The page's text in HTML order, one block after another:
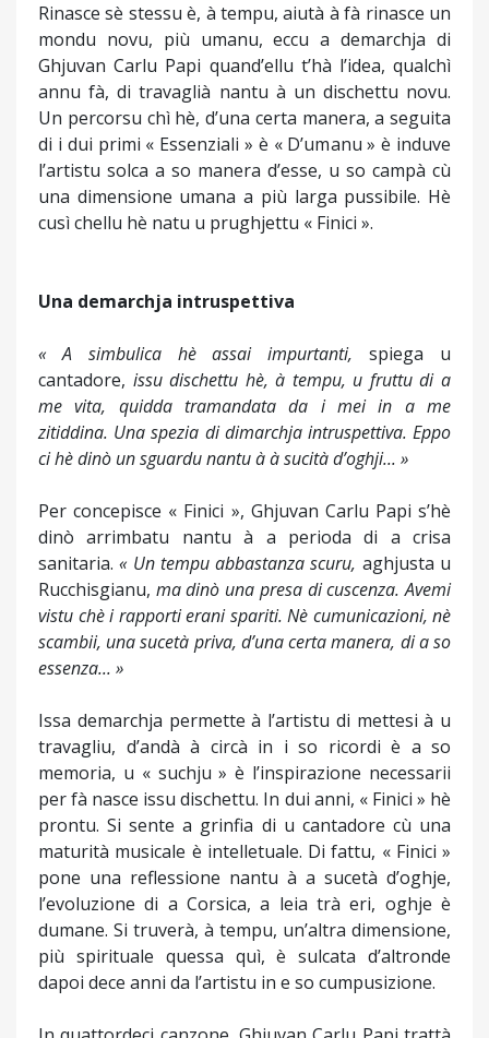
Rinasce sè stessu è, à tempu, aiutà à fà rinasce un
mondu novu, più umanu, eccu a demarchja di
Ghjuvan Carlu Papi quand’ellu t’hà l’idea, qualchì
annu fà, di travaglià nantu à un dischettu novu.
Un percorsu chì hè, d’una certa manera, a seguita
di i dui primi « Essenziali » è « D’umanu » è induve
l’artistu solca a so manera d’esse, u so campà cù
una dimensione umana a più larga pussibile. Hè
cusì chellu hè natu u prughjettu « Finici ».
Una demarchja intruspettiva
« A simbulica hè assai impurtanti,spiega u
cantadore, issu dischettu hè, à tempu, u fruttu di a
me vita, quidda tramandata da i mei in a me
zitiddina. Una spezia di dimarchja intruspettiva. Eppo
ci hè dinò un sguardu nantu à à sucità d’oghji... »
Per concepisce « Finici », Ghjuvan Carlu Papi s’hè
dinò arrimbatu nantu à a perioda di a crisa
sanitaria.« Un tempu abbastanza scuru, aghjusta u
Rucchisgianu, ma dinò una presa di cuscenza. Avemi
vistu chè i rapporti erani spariti. Nè cumunicazioni, nè
scambii, una sucetà priva, d’una certa manera, di a so
essenza... »
Issa demarchja permette à l’artistu di mettesi à u
travagliu, d’andà à circà in i so ricordi è a so
memoria, u « suchju » è l’inspirazione necessarii
per fà nasce issu dischettu. In dui anni, « Finici » hè
prontu. Si sente a grinfia di u cantadore cù una
maturità musicale è intelletuale. Di fattu, « Finici »
pone una reflessione nantu à a sucetà d’oghje,
l’evoluzione di a Corsica, a leia trà eri, oghje è
dumane. Si truverà, à tempu, un’altra dimensione,
più spirituale quessa quì, è sulcata d’altronde
dapoi dece anni da l’artistu in e so cumpusizione.